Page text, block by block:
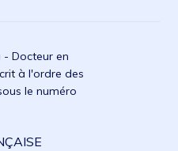
Docteur en
à l'ordre des
le numéro